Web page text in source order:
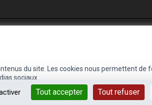
Tout accepter Tout refuser
du site. Les cookies nous permettent de
sociaux.